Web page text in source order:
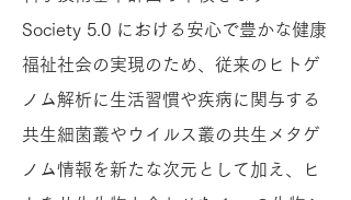
Society 5.0 における安心で豊かな健康
福祉社会の実現のため、従来のヒトゲ
ノム解析に生活習慣や疾病に関与する
共生細菌叢やウイルス叢の共生メタゲ
ノム情報を新たな次元として加え、ヒ